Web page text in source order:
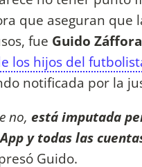
que aseguran
fue Guido Záffora
los hijos del
notificada por la
no, está imputada
y todas las
Guido.